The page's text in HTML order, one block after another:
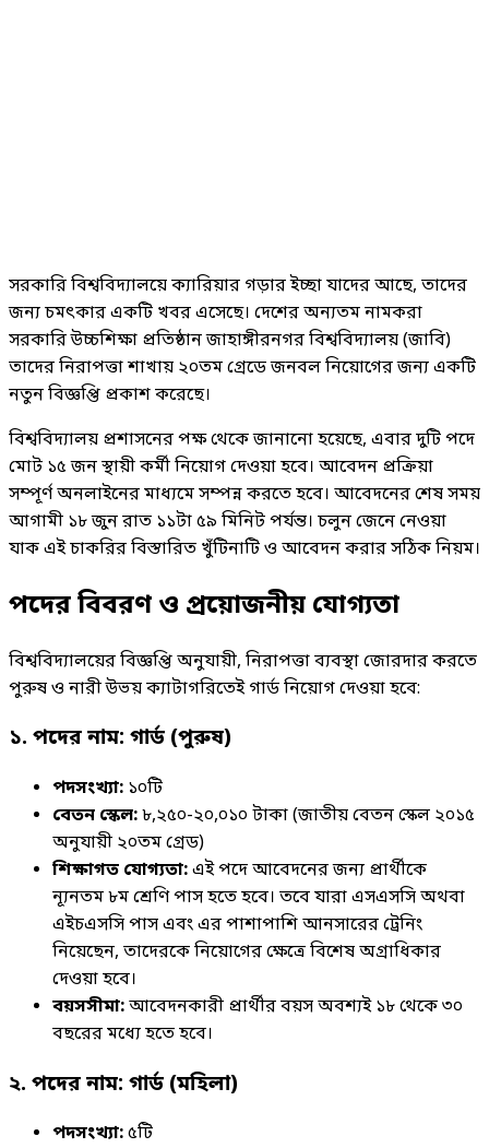
সরকারি বিশ্ববিদ্যালয়ে ক্যারিয়ার গড়ার ইচ্ছা যাদের আছে, তাদের
জন্য চমৎকার একটি খবর এসেছে। দেশের অন্যতম নামকরা
সরকারি উচ্চশিক্ষা প্রতিষ্ঠান জাহাঙ্গীরনগর বিশ্ববিদ্যালয় (জাবি)
তাদের নিরাপত্তা শাখায় ২০তম গ্রেডে জনবল নিয়োগের জন্য একটি
নতুন বিজ্ঞপ্তি প্রকাশ করেছে।
বিশ্ববিদ্যালয় প্রশাসনের পক্ষ থেকে জানানো হয়েছে, এবার দুটি পদে
মোট ১৫ জন স্থায়ী কর্মী নিয়োগ দেওয়া হবে। আবেদন প্রক্রিয়া
সম্পূর্ণ অনলাইনের মাধ্যমে সম্পন্ন করতে হবে। আবেদনের শেষ সময়
আগামী ১৮ জুন রাত ১১টা ৫৯ মিনিট পর্যন্ত। চলুন জেনে নেওয়া
যাক এই চাকরির বিস্তারিত খুঁটিনাটি ও আবেদন করার সঠিক নিয়ম।
পদের বিবরণ ও প্রয়োজনীয় যোগ্যতা
বিশ্ববিদ্যালয়ের বিজ্ঞপ্তি অনুযায়ী, নিরাপত্তা ব্যবস্থা জোরদার করতে
পুরুষ ও নারী উভয় ক্যাটাগরিতেই গার্ড নিয়োগ দেওয়া হবে:
১. পদের নাম: গার্ড (পুরুষ)
পদসংখ্যা: ১০টি
বেতন স্কেল:৮,২৫০-২০,০১০ টাকা (জাতীয় বেতন স্কেল ২০১৫
অনুযায়ী ২০তম গ্রেড)
শিক্ষাগত যোগ্যতা:এই পদে আবেদনের জন্য প্রার্থীকে
ন্যূনতম ৮ম শ্রেণি পাস হতে হবে। তবে যারা এসএসসি অথবা
এইচএসসি পাস এবং এর পাশাপাশি আনসারের ট্রেনিং
নিয়েছেন, তাদেরকে নিয়োগের ক্ষেত্রে বিশেষ অগ্রাধিকার
দেওয়া হবে।
বয়সসীমা:আবেদনকারী প্রার্থীর বয়স অবশ্যই ১৮ থেকে ৩০
বছরের মধ্যে হতে হবে।
২. পদের নাম: গার্ড (মহিলা)
পদসংখ্যা:৫টি